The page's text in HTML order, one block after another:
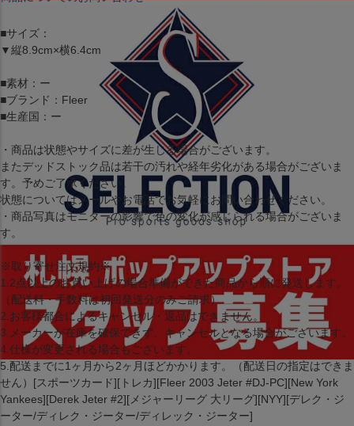
■サイズ：
▼縦8.9cm×横6.4cm
■素材：ー
■ブランド：Fleer
■生産国：ー
・商品は状態やサイズに差が生じる場合がございます。
またデッドストック品は若干の汚れや経年劣化がある場合がございま
す。予めご了承ください。
状態についてはメールやお電話でお気軽にお問い合わせください。
・商品写真はモニターの影響で色の変化が感じられる場合がございま
す。
※取り寄せ注文規約※
1.2点以上のお買い上げの場合準備ができた商品から順に発送します。
（配送料・手数料は初回発送分のみご請求）
2.お客様都合によるキャンセル・返品はできません。
3.メーカーが在庫を確保できず、キャンセルとなる場合がございます。
4.仕様が変更される場合もございます。
5.配送までに1ヶ月から2ヶ月ほどかかります。（配送日の指定はできま
せん）[スポーツカード][トレカ][Fleer 2003 Jeter #DJ-PC][New York
Yankees][Derek Jeter #2][メジャーリーグ 大リーグ][NYY][デレク・ジ
ーター/ディレク・ジーター/ディレック・ジーター]